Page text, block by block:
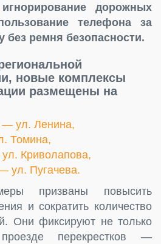
дорожных
телефона за
без ремня безопасности.
новые комплексы
размещены на
ул. Ленина,
Томина,
Криволапова,
ул. Пугачева.
призваны повысить
и сократить количество
Они фиксируют не только
перекрестков —